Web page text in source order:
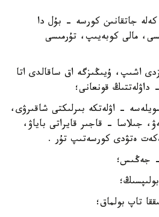
جاتقانىن كورسە - بۇل دا
مالى كوبەيىپ، تۇرمىسى
اشىپ، ۇيىڭىزگە اق ساقالدى اتا
قونعانى؛
- اۋلەتكە بىرلىكتى شاقىرۋى،
جىلاسا - قاجىر قايراتى باياۋ،
ەتۋدى كورسەتىپ تۇر .
- جەڭىس؛
تاپ بولماق؛